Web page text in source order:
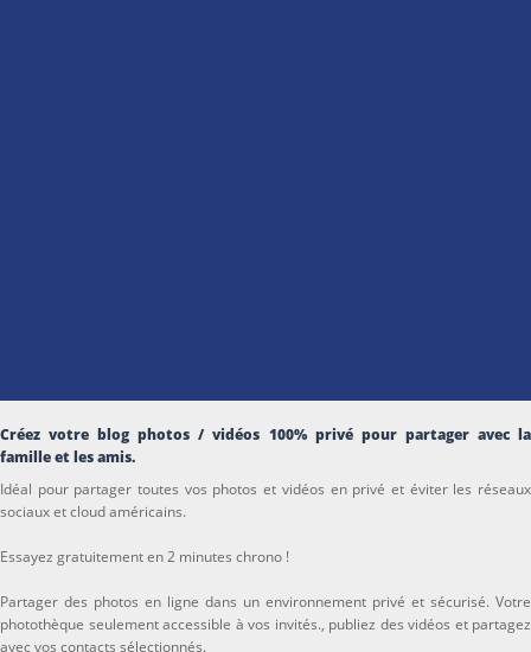
Créez votre blog photos / vidéos 100% privé pour partager avec la
famille et les amis.
Idéal pour partager toutes vos photos et vidéos en privé et éviter les réseaux
sociaux et cloud américains.
Essayez gratuitement en 2 minutes chrono !
Partager des photos en ligne dans un environnement privé et sécurisé. Votre
photothèque seulement accessible à vos invités., publiez des vidéos et partagez
avec vos contacts sélectionnés.